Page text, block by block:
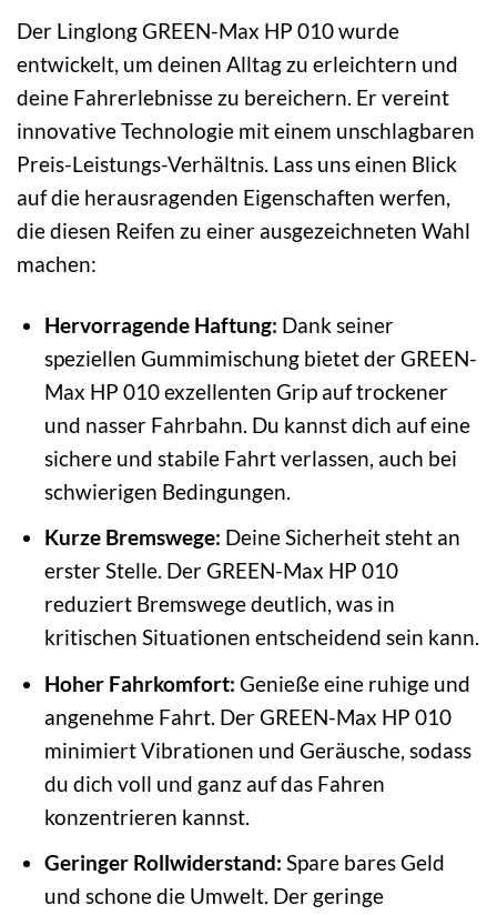
Der Linglong GREEN-Max HP 010 wurde
entwickelt, um deinen Alltag zu erleichtern und
deine Fahrerlebnisse zu bereichern. Er vereint
innovative Technologie mit einem unschlagbaren
Preis-Leistungs-Verhältnis. Lass uns einen Blick
auf die herausragenden Eigenschaften werfen,
die diesen Reifen zu einer ausgezeichneten Wahl
machen:
Hervorragende Haftung: Dank seiner
speziellen Gummimischung bietet der GREEN-
Max HP 010 exzellenten Grip auf trockener
und nasser Fahrbahn. Du kannst dich auf eine
sichere und stabile Fahrt verlassen, auch bei
schwierigen Bedingungen.
Kurze Bremswege: Deine Sicherheit steht an
erster Stelle. Der GREEN-Max HP 010
reduziert Bremswege deutlich, was in
kritischen Situationen entscheidend sein kann.
Hoher Fahrkomfort: Genieße eine ruhige und
angenehme Fahrt. Der GREEN-Max HP 010
minimiert Vibrationen und Geräusche, sodass
du dich voll und ganz auf das Fahren
konzentrieren kannst.
Geringer Rollwiderstand: Spare bares Geld
und schone die Umwelt. Der geringe